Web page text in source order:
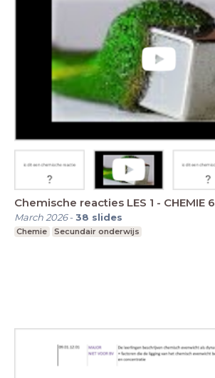
Chemische reacties LES 1 - CHEMIE 6
March 2026-38 slides
Chemie Secundair onderwijs